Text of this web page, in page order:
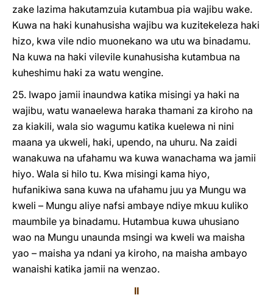
zake lazima hakutamzuia kutambua pia wajibu wake.
Kuwa na haki kunahusisha wajibu wa kuzitekeleza haki
hizo, kwa vile ndio muonekano wa utu wa binadamu.
Na kuwa na haki vilevile kunahusisha kutambua na
kuheshimu haki za watu wengine.
25. Iwapo jamii inaundwa katika misingi ya haki na
wajibu, watu wanaelewa haraka thamani za kiroho na
za kiakili, wala sio wagumu katika kuelewa ni nini
maana ya ukweli, haki, upendo, na uhuru. Na zaidi
wanakuwa na ufahamu wa kuwa wanachama wa jamii
hiyo. Wala si hilo tu. Kwa misingi kama hiyo,
hufanikiwa sana kuwa na ufahamu juu ya Mungu wa
kweli – Mungu aliye nafsi ambaye ndiye mkuu kuliko
maumbile ya binadamu. Hutambua kuwa uhusiano
wao na Mungu unaunda msingi wa kweli wa maisha
yao – maisha ya ndani ya kiroho, na maisha ambayo
wanaishi katika jamii na wenzao.
II